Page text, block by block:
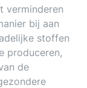
verminderen
bij aan
stoffen
produceren,
de